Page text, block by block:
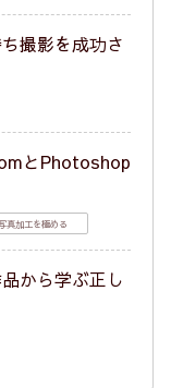
撮影を成功さ
とPhotoshop
真加工を極める
から学ぶ正し